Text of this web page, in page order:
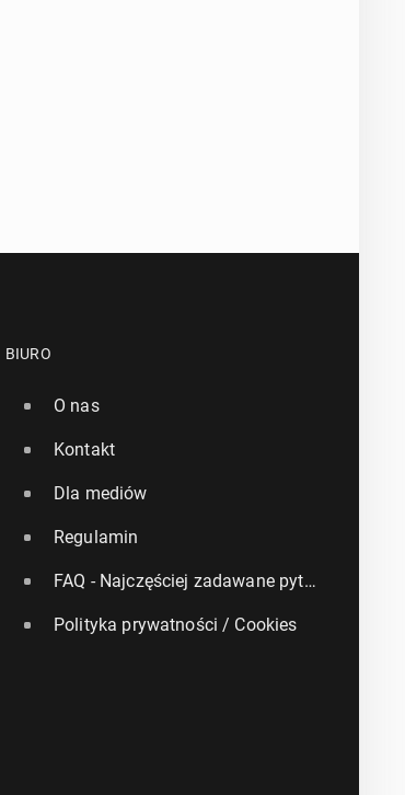
BIURO
O nas
Kontakt
Dla mediów
Regulamin
FAQ - Najczęściej zadawane pytania
Polityka prywatności / Cookies